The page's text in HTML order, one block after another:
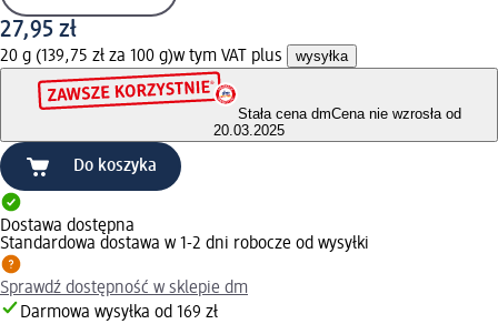
27,95 zł
20 g (139,75 zł za 100 g)w tym VAT plus wysyłka
Stała cena dmCena nie wzrosła od
20.03.2025
Do koszyka
Dostawa dostępna
Standardowa dostawa w 1-2 dni robocze od wysyłki
Sprawdź dostępność w sklepie dm
Darmowa wysyłka od 169 zł